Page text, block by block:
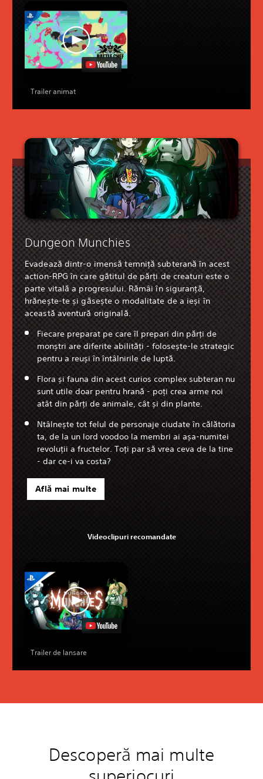
Trailer animat
Dungeon Munchies
Evadează dintr-o imensă temniță subterană în acest
action-RPG în care gătitul de părți de creaturi este o
parte vitală a progresului. Rămâi în siguranță,
hrănește-te și găsește o modalitate de a ieși în
această aventură originală.
Fiecare preparat pe care îl prepari din părți de
monștri are diferite abilități - folosește-le strategic
pentru a reuși în întâlnirile de luptă.
Flora și fauna din acest curios complex subteran nu
sunt utile doar pentru hrană - poți crea arme noi
atât din părți de animale, cât și din plante.
Ntâlnește tot felul de personaje ciudate în călătoria
ta, de la un lord voodoo la membri ai așa-numitei
revoluții a fructelor. Toți par să vrea ceva de la tine
- dar ce-i va costa?
Află mai multe
Videoclipuri recomandate
Trailer de lansare
Descoperă mai multe